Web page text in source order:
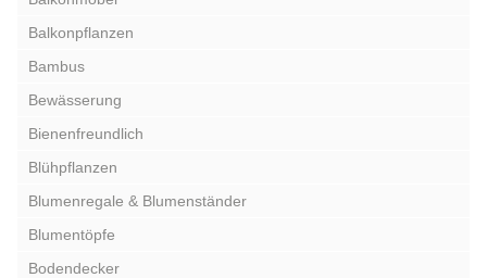
Balkonpflanzen
Bambus
Bewässerung
Bienenfreundlich
Blühpflanzen
Blumenregale & Blumenständer
Blumentöpfe
Bodendecker